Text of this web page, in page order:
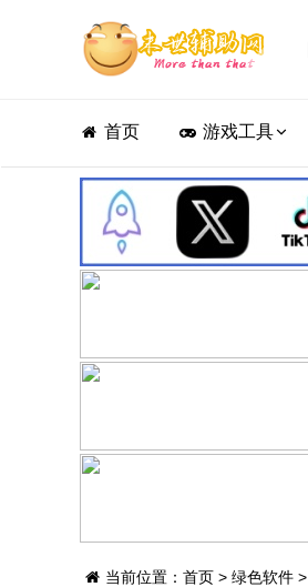
首页 游戏工具
当前位置： 首页 > 绿色软件 >